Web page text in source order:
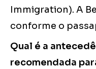
Immigration). A
conforme o
Qual é a
recomendada